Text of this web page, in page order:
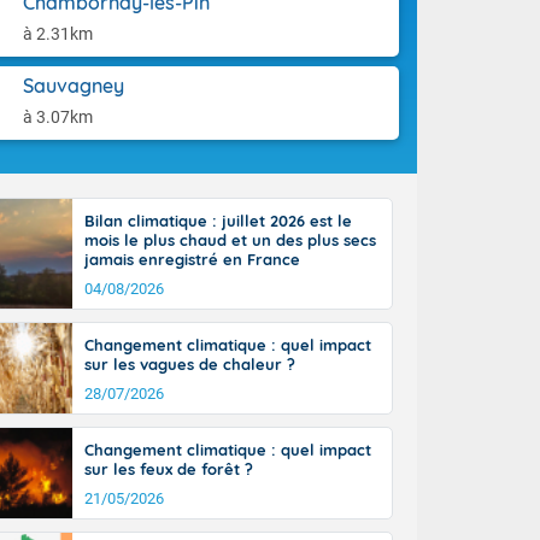
à 2.31km
Sauvagney
à 3.07km
moins
à 30
35 degrés
jusque
la Corse.
Pyrénées,
marge de
de la
En soirée,
sur
22 à 24,
sur le
hors côtes
38 ou 39
Bilan climatique : juillet 2026 est le
mois le plus chaud et un des plus secs
jamais enregistré en France
04/08/2026
Changement climatique : quel impact
sur les vagues de chaleur ?
28/07/2026
Changement climatique : quel impact
sur les feux de forêt ?
21/05/2026